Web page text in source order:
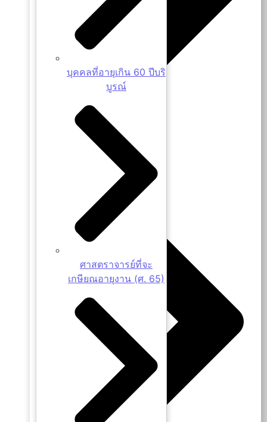
การขออนุมัติกรอบอัตรา
บุคคลที่อายุเกิน 60 ปีบริ
บูรณ์
ศาสตราจารย์ที่จะ
เกษียณอายุงาน (ศ. 65)